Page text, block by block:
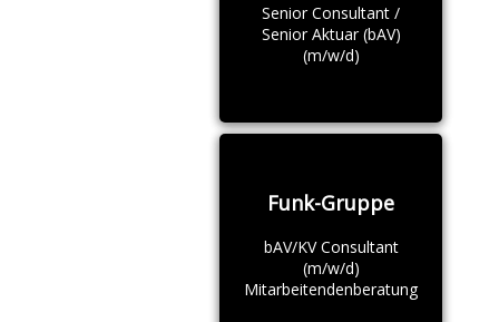
Senior Consultant /
Senior Aktuar (bAV)
(m/w/d)
Funk-Gruppe
bAV/KV Consultant
(m/w/d)
Mitarbeitendenberatung